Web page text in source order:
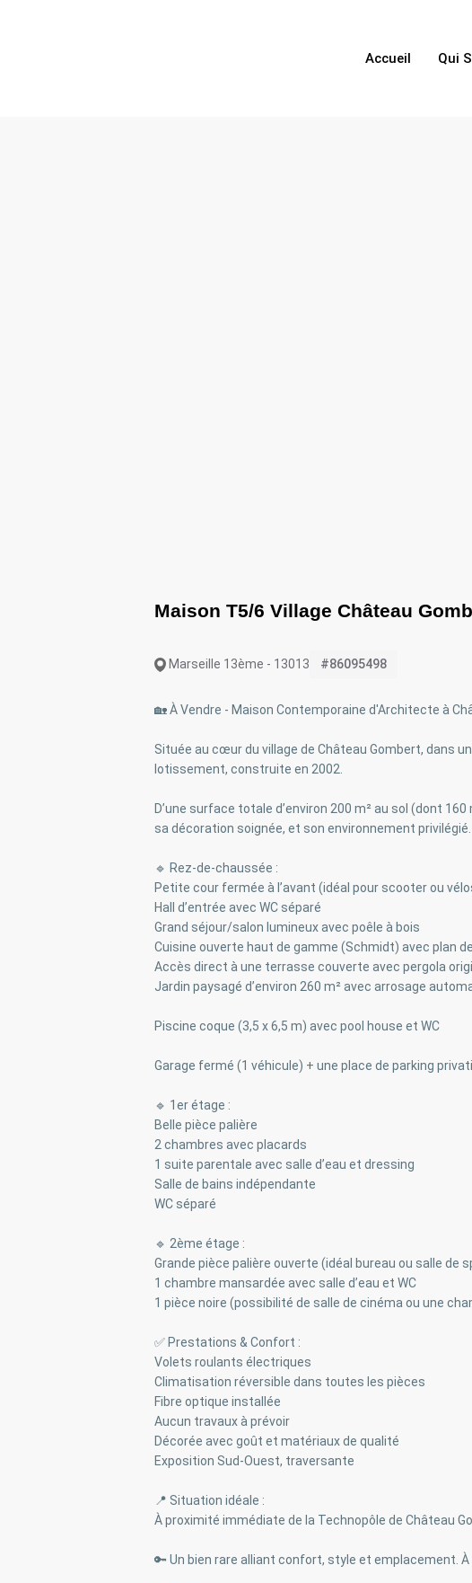
Accueil Qui
Maison T5/6 Village Château
Marseille 13ème - 13013 #86095498
🏡 À Vendre - Maison Contemporaine d'Architecte à
Située au cœur du village de Château Gombert, dans
lotissement, construite en 2002.
D’une surface totale d’environ 200 m² au sol (dont
sa décoration soignée, et son environnement privilégié.
🔹 Rez-de-chaussée :
Petite cour fermée à l’avant (idéal pour scooter ou
Hall d’entrée avec WC séparé
Grand séjour/salon lumineux avec poêle à bois
Cuisine ouverte haut de gamme (Schmidt) avec plan
Accès direct à une terrasse couverte avec pergola
Jardin paysagé d’environ 260 m² avec arrosage
Piscine coque (3,5 x 6,5 m) avec pool house et WC
Garage fermé (1 véhicule) + une place de parking
🔹 1er étage :
Belle pièce palière
2 chambres avec placards
1 suite parentale avec salle d’eau et dressing
Salle de bains indépendante
WC séparé
🔹 2ème étage :
Grande pièce palière ouverte (idéal bureau ou salle de
1 chambre mansardée avec salle d’eau et WC
1 pièce noire (possibilité de salle de cinéma ou une
✅ Prestations & Confort :
Volets roulants électriques
Climatisation réversible dans toutes les pièces
Fibre optique installée
Aucun travaux à prévoir
Décorée avec goût et matériaux de qualité
Exposition Sud-Ouest, traversante
📍 Situation idéale :
À proximité immédiate de la Technopôle de Château
🔑 Un bien rare alliant confort, style et emplacement.